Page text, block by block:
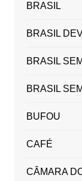
BRASIL
BRASIL
BRASIL
BRASIL
BUFOU
CAFÉ
CÂMARA